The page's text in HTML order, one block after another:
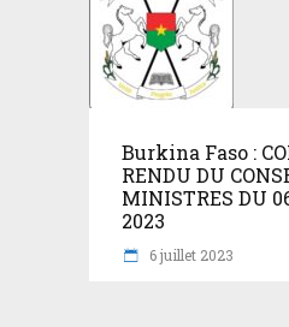
Burkina Faso :
RENDU DU
MINISTRES DU
2023
6 juillet 2023